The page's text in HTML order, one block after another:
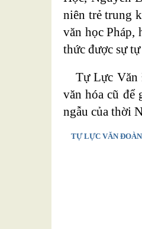
niên trẻ trung
văn học Pháp,
thức được sự
Tự Lực Văn
văn hóa cũ để
ngẫu của thời
TỰ LỰC VĂN ĐOÀN